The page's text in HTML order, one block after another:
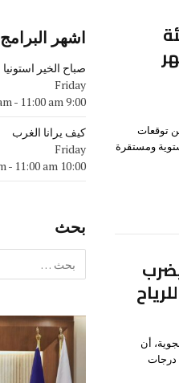
هيئة
توقعات
ستظل شتوية ومستقرة
أن
درجات
اشهر البرامج
صباح الخير استونيا
Friday
9:00 am
- 11:00 am
كيف يرانا الغرب
Friday
10:00 am
- 11:00 am
بحث